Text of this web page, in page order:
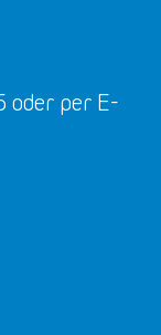
oder per E-